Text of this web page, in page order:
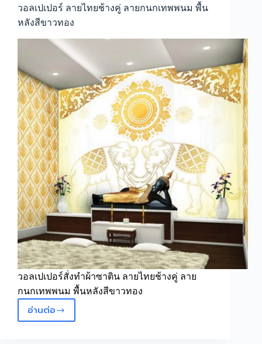
ภาพ
ติด
ลาย
ไทย
รูป
ช้าง
มงคล
มิติ
ทาง
วัฒนธรรม
ผ่าน
ภาพ
ช้าง
ไทย
วอลเปเปอร์ ลายไทยช้างคู่ ลายกนกเทพพนม พื้น
หลังสีขาวทอง
วอลเปเปอร์สั่งทำผ้าซาติน ลายไทยช้างคู่ ลาย
กนกเทพพนม พื้นหลังสีขาวทอง
อ่านต่อวอลเปเปอร์